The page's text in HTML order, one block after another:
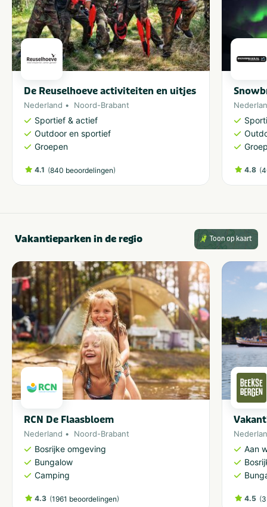
De Reuselhoeve activiteiten en uitjes
Nederland Noord-Brabant
Sportief & actief
Outdoor en sportief
Groepen
4.1 (840 beoordelingen) 4.8 (
Vakantieparken in de regio Toon op kaart
RCN De Flaasbloem
Nederland Noord-Brabant
Bosrijke omgeving
Bungalow
Camping
4.3 (1961 beoordelingen)
Aan
4.5 (